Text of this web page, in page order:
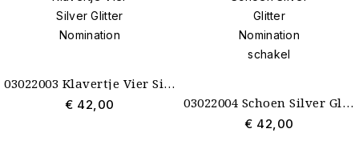
03022003 Klavertje Vier Silver Glitter Nomination
€ 42,00 03022004 Schoen Silver Glitter Nomination schakel
€ 42,00